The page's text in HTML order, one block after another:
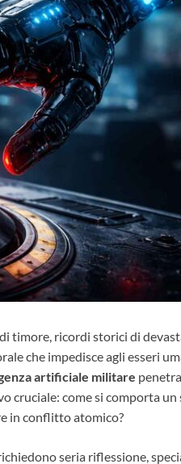
timore, ricordi storici di
che impedisce agli esseri
artificiale militare penetra
cruciale: come si comporta un
in conflitto atomico?
seria riflessione,